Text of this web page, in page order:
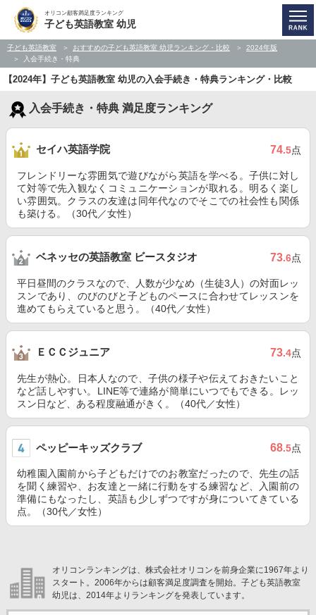
オリコン顧客満足度ランキング
子ども英語教室 幼児
子ども英語教室 おすすめの子ども英語教室 幼児ランキング・比較
2024年版
入会手続き・特典
【2024年】子ども英語教室 幼児の入会手続き・特典ランキング・比較
入会手続き・特典 満足度ランキング
セイハ英語学院 74.5点
フレンドリーな雰囲気で遊びながら英語を学べる。子供に対し
て対等で先入観なくコミュニケーションが取れる。明るく楽し
い雰囲気。クラスの友達は同年代なのでそこでの社会性も関係
も築ける。（30代／女性）
ベネッセの英語教室 ビースタジオ 73.6点
平日昼間のクラスなので、人数が少なめ（生徒3人）の対面レッ
スンであり、のびのびと子どものペースに合わせてレッスンを
進めてもらえていると思う。（40代／女性）
ＥＣＣジュニア 73.4点
先生が熱心。日本人なので、子供の様子や伝えておきたいこと
など話しやすい。LINE等で連絡が簡単にいつでもできる。レッ
スン日など、ある程度融通がきく。（40代／女性）
ペッピーキッズクラブ 68.5点
幼稚園入園前から子どもだけでのお教室だったので、先生の話
を聞く練習や、お友達と一緒に行動をする練習など、入園前の
準備にもなったし、英語も少しずつですが身についてきている
点。（30代／女性）
オリコンランキングは、株式会社オリコンを前身企業に1967年より
スタート。2006年からは顧客満足度調査を開始。子ども英語教室
幼児は、2014年よりランキングを発表しています。